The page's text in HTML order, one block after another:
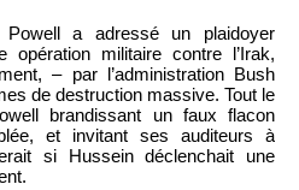
a adressé un plaidoyer
opération militaire contre l’Irak,
– par l’administration Bush
de destruction massive. Tout le
brandissant un faux flacon
et invitant ses auditeurs à
si Hussein déclenchait une